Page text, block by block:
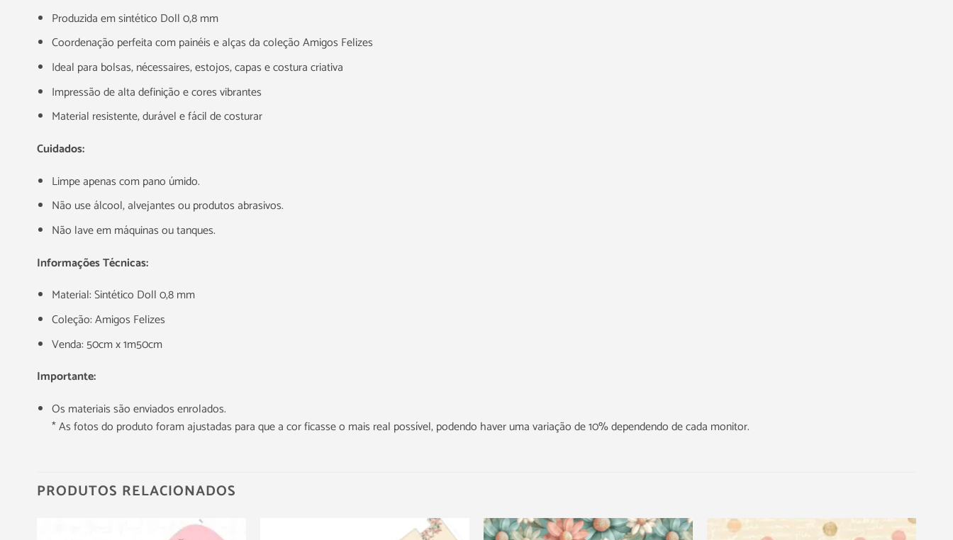
Produzida em sintético Doll 0,8 mm
Coordenação perfeita com painéis e alças da coleção Amigos Felizes
Ideal para bolsas, nécessaires, estojos, capas e costura criativa
Impressão de alta definição e cores vibrantes
Material resistente, durável e fácil de costurar
Cuidados:
Limpe apenas com pano úmido.
Não use álcool, alvejantes ou produtos abrasivos.
Não lave em máquinas ou tanques.
Informações Técnicas:
Material: Sintético Doll 0,8 mm
Coleção: Amigos Felizes
Venda: 50cm x 1m50cm
Importante:
Os materiais são enviados enrolados.
* As fotos do produto foram ajustadas para que a cor ficasse o mais real possível, podendo haver uma variação de 10% dependendo de cada monitor.
PRODUTOS RELACIONADOS